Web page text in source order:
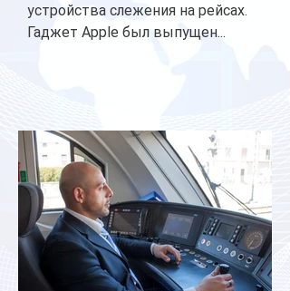
устройства слежения на рейсах.
Гаджет Apple был выпущен...